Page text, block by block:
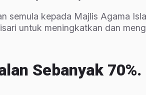
semula kepada Majlis Agama
untuk meningkatkan dan
Sebanyak 70%.